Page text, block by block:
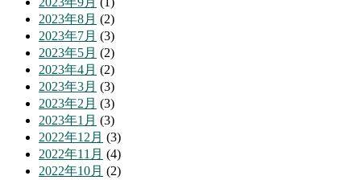
2023年8月 (2)
2023年7月 (3)
2023年5月 (2)
2023年4月 (2)
2023年3月 (3)
2023年2月 (3)
2023年1月 (3)
2022年12月 (3)
2022年11月 (4)
2022年10月 (2)